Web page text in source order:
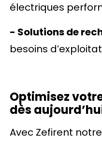
électriques
- Solutions de
besoins
Optimisez
dès
Avec Zefirent